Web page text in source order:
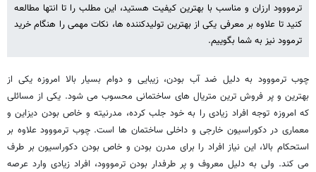
ترمووود ارزان و مناسب با بهترین کیفیت هستید، این مطلب را تا انتها مطالعه
کنید تا علاوه بر معرفی یکی از بهترین تولیدکننده ها، نکات مهمی را هنگام خرید
ترموود نیز به شما بگوییم.
چوب ترمووود به دلیل ضد آب بودن، زیبایی و دوام بسیار بالا امروزه یکی از
بهترین و پر فروش ترین متریال های ساختمانی محسوب می شود. یکی از مسائلی
که امروزه توجه افراد زیادی را به خود جلب کرده، مدرنیته و خاص بودن دیزاین و
معماری در دکوراسیون خارجی و داخلی ساختمان ها است. چوب ترمووود علاوه بر
استحکام بالا، این نیاز افراد را برای مدرن بودن و خاص بودن دکوراسیون بر طرف
می کند. ولی به دلیل معروف و پر طرفدار بودن ترمووود، افراد زیادی وارد عرصه